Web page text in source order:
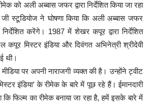
को अली अब्बास जफर द्वारा निर्देशित किया जा रहा
स्टूडियोज ने घोषणा किया कि अली अब्बास जफर
निर्देशित करेंगे। 1987 में शेखर कपूर द्वारा निर्देशित
कपूर मिस्टर इंडिया और दिवंगत अभिनेत्री श्रीदेवी
थी।
पर अपनी नाराजगी व्यक्त की है। उन्होंने ट्वीट
इंडिया’ के रीमेक के बारे में पूछ रहे हैं। ईमानदारी
कि फिल्म का रीमेक बनाया जा रहा है, हमें इसके बारे में